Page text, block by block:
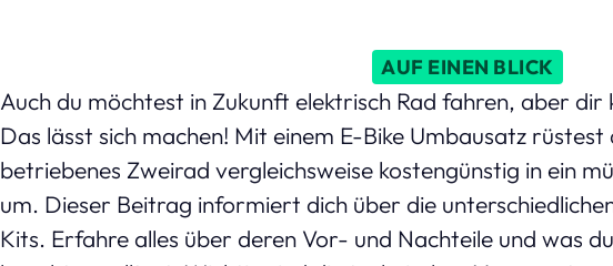
AUF EINEN BLICK
Auch du möchtest in Zukunft elektrisch Rad fahren, aber dir
Das lässt sich machen! Mit einem E-Bike Umbausatz
betriebenes Zweirad vergleichsweise kostengünstig in ein
um. Dieser Beitrag informiert dich über die
Kits. Erfahre alles über deren Vor- und Nachteile und was